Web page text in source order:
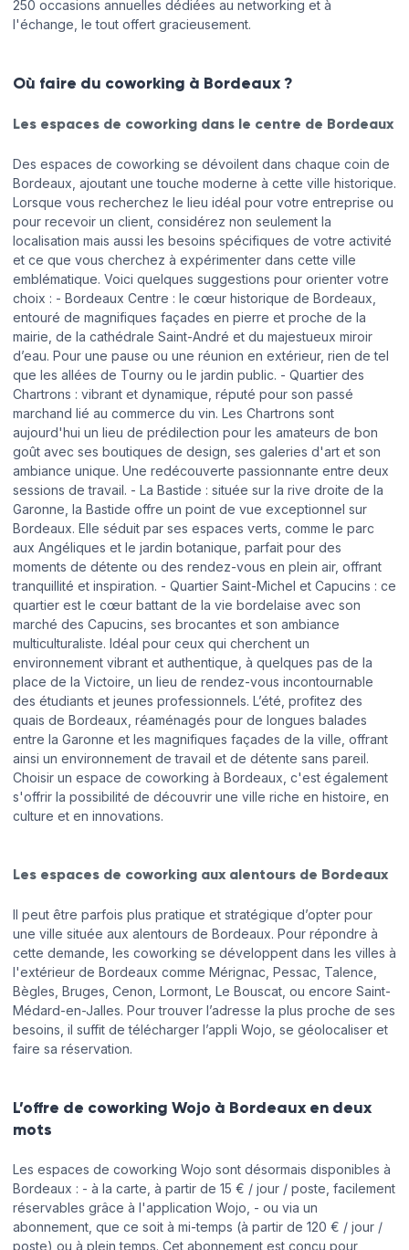
250 occasions annuelles dédiées au networking et à
l'échange, le tout offert gracieusement.
Où faire du coworking à Bordeaux ?
Les espaces de coworking dans le centre de Bordeaux
Des espaces de coworking se dévoilent dans chaque coin de
Bordeaux, ajoutant une touche moderne à cette ville historique.
Lorsque vous recherchez le lieu idéal pour votre entreprise ou
pour recevoir un client, considérez non seulement la
localisation mais aussi les besoins spécifiques de votre activité
et ce que vous cherchez à expérimenter dans cette ville
emblématique. Voici quelques suggestions pour orienter votre
choix : - Bordeaux Centre : le cœur historique de Bordeaux,
entouré de magnifiques façades en pierre et proche de la
mairie, de la cathédrale Saint-André et du majestueux miroir
d’eau. Pour une pause ou une réunion en extérieur, rien de tel
que les allées de Tourny ou le jardin public. - Quartier des
Chartrons : vibrant et dynamique, réputé pour son passé
marchand lié au commerce du vin. Les Chartrons sont
aujourd'hui un lieu de prédilection pour les amateurs de bon
goût avec ses boutiques de design, ses galeries d'art et son
ambiance unique. Une redécouverte passionnante entre deux
sessions de travail. - La Bastide : située sur la rive droite de la
Garonne, la Bastide offre un point de vue exceptionnel sur
Bordeaux. Elle séduit par ses espaces verts, comme le parc
aux Angéliques et le jardin botanique, parfait pour des
moments de détente ou des rendez-vous en plein air, offrant
tranquillité et inspiration. - Quartier Saint-Michel et Capucins : ce
quartier est le cœur battant de la vie bordelaise avec son
marché des Capucins, ses brocantes et son ambiance
multiculturaliste. Idéal pour ceux qui cherchent un
environnement vibrant et authentique, à quelques pas de la
place de la Victoire, un lieu de rendez-vous incontournable
des étudiants et jeunes professionnels. L’été, profitez des
quais de Bordeaux, réaménagés pour de longues balades
entre la Garonne et les magnifiques façades de la ville, offrant
ainsi un environnement de travail et de détente sans pareil.
Choisir un espace de coworking à Bordeaux, c'est également
s'offrir la possibilité de découvrir une ville riche en histoire, en
culture et en innovations.
Les espaces de coworking aux alentours de Bordeaux
Il peut être parfois plus pratique et stratégique d’opter pour
une ville située aux alentours de Bordeaux. Pour répondre à
cette demande, les coworking se développent dans les villes à
l'extérieur de Bordeaux comme Mérignac, Pessac, Talence,
Bègles, Bruges, Cenon, Lormont, Le Bouscat, ou encore Saint-
Médard-en-Jalles. Pour trouver l’adresse la plus proche de ses
besoins, il suffit de télécharger l’appli Wojo, se géolocaliser et
faire sa réservation.
L’offre de coworking Wojo à Bordeaux en deux
mots
Les espaces de coworking Wojo sont désormais disponibles à
Bordeaux : - à la carte, à partir de 15 € / jour / poste, facilement
réservables grâce à l'application Wojo, - ou via un
abonnement, que ce soit à mi-temps (à partir de 120 € / jour /
poste) ou à plein temps. Cet abonnement est conçu pour